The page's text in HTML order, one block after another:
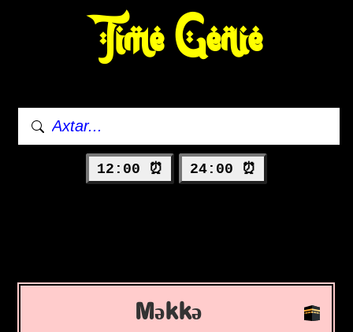
Time Genie
12:00 ⏰ 24:00 ⏰
Məkkə